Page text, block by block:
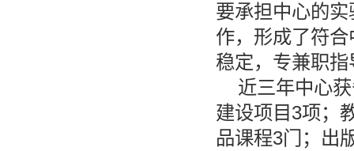
要承担中心的
作，形成了符
稳定，专兼职
近三年中心
建设项目3项；
品课程3门；出